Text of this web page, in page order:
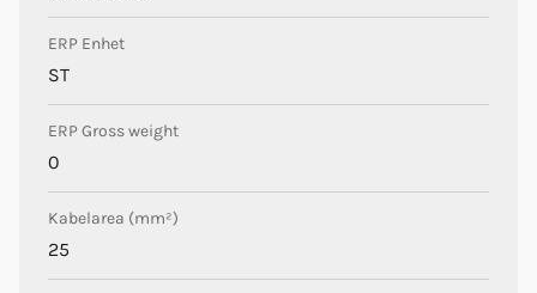
ERP Enhet
ST
ERP Gross weight
0
Kabelarea (mm²)
25